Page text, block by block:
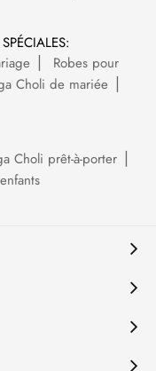
Robes pour
Choli de mariée
Choli prêt-à-porter